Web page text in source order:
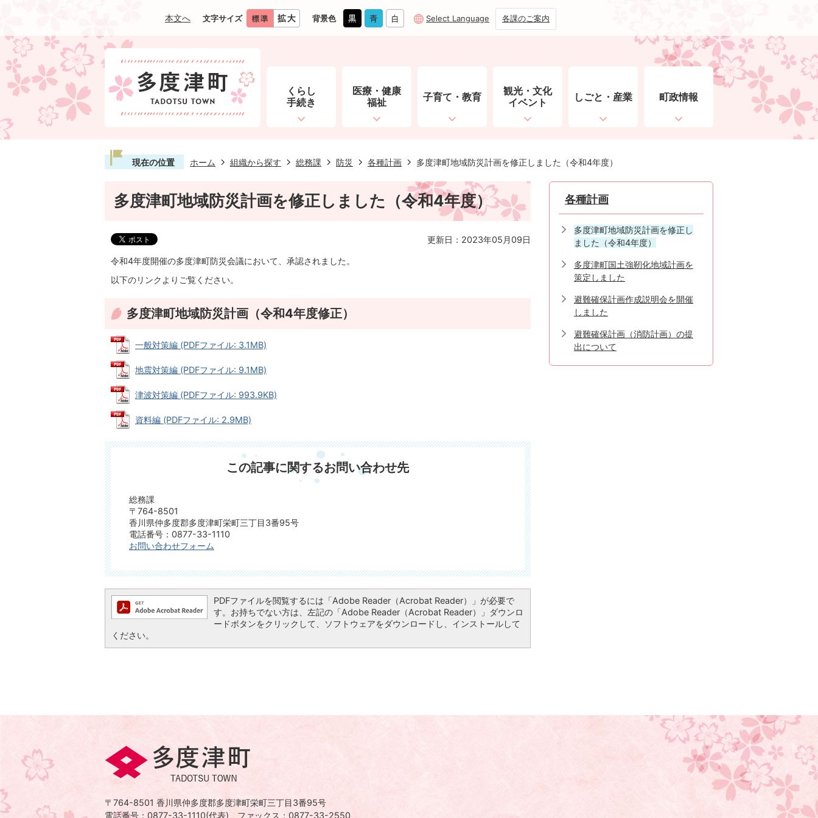
本文へ 文字サイズ 背景色 Select Language 各課のご案内
くらし
手続き
医療・健康
福祉
子育て・教育
観光・文化
イベント
しごと・産業 町政情報
現在の位置 ホーム 組織から探す 総務課 防災 各種計画 多度津町地域防災計画を修正しました（令和4年度）
多度津町地域防災計画を修正しました（令和4年度）
更新日：2023年05月09日
令和4年度開催の多度津町防災会議において、承認されました。
以下のリンクよりご覧ください。
多度津町地域防災計画（令和4年度修正）
一般対策編 (PDFファイル: 3.1MB)
地震対策編 (PDFファイル: 9.1MB)
津波対策編 (PDFファイル: 993.9KB)
資料編 (PDFファイル: 2.9MB)
この記事に関するお問い合わせ先
総務課
〒764-8501
香川県仲多度郡多度津町栄町三丁目3番95号
電話番号：0877-33-1110
お問い合わせフォーム
PDFファイルを閲覧するには「Adobe Reader（Acrobat Reader）」が必要で
す。お持ちでない方は、左記の「Adobe Reader（Acrobat Reader）」ダウンロ
ードボタンをクリックして、ソフトウェアをダウンロードし、インストールして
ください。
各種計画
多度津町地域防災計画を修正し
ました（令和4年度）
多度津町国土強靭化地域計画を
策定しました
避難確保計画作成説明会を開催
しました
避難確保計画（消防計画）の提
出について
多
度
町
〒764-8501 香川県仲多度郡多度津町栄町三丁目3番95号
電話番号：0877-33-1110(代表) ファックス：0877-33-2550